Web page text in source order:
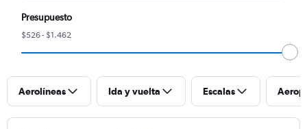
Presupuesto
$526 - $1.462
Aerolíneas Ida y vuelta Escalas